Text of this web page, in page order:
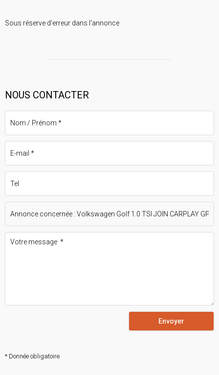
Sous réserve d'erreur dans l'annonce
NOUS CONTACTER
Envoyer
* Donnée obligatoire